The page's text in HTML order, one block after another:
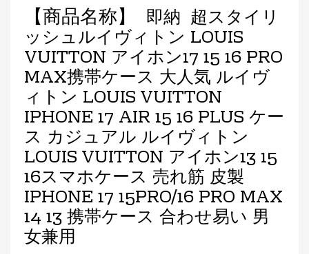
【商品名称】 即納 超スタイリ
ッシュルイヴィトン LOUIS
VUITTON アイホン17 15 16 PRO
MAX携帯ケース 大人気 ルイヴ
ィトン LOUIS VUITTON
IPHONE 17 AIR 15 16 PLUS ケー
ス カジュアル ルイヴィトン
LOUIS VUITTON アイホン13 15
16スマホケース 売れ筋 皮製
IPHONE 17 15PRO/16 PRO MAX
14 13 携帯ケース 合わせ易い 男
女兼用